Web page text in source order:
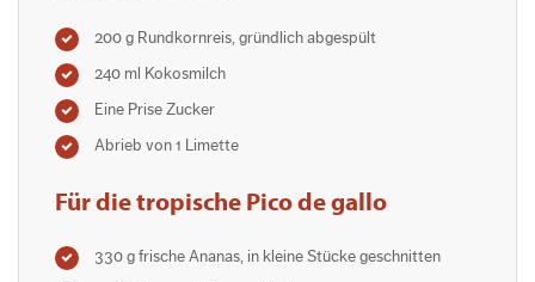
200 g Rundkornreis, gründlich abgespült
240 ml Kokosmilch
Eine Prise Zucker
Abrieb von 1 Limette
Für die tropische Pico de gallo
330 g frische Ananas, in kleine Stücke geschnitten